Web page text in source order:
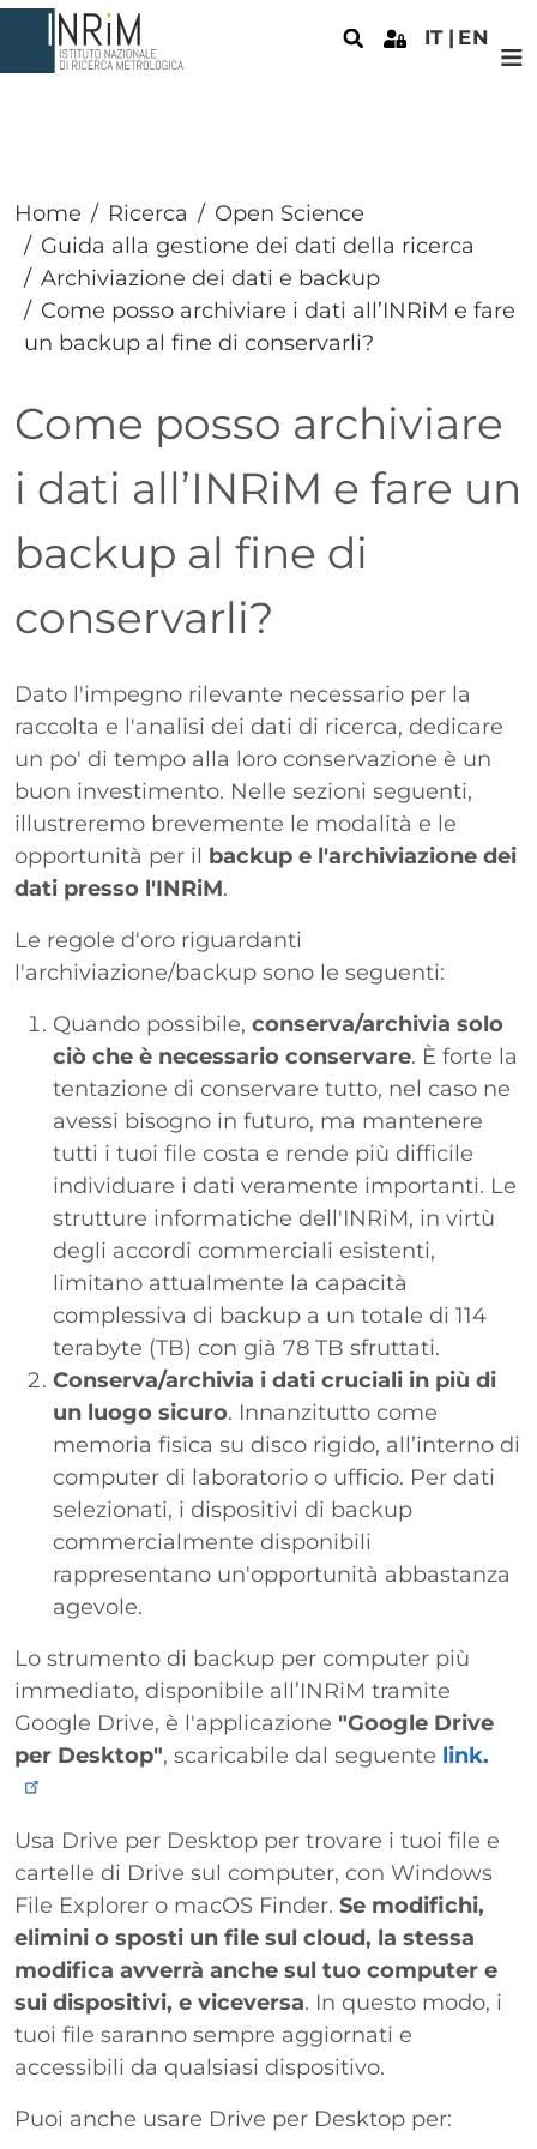
Salta al contenuto principale
IT EN
Home Ricerca
Open Science
Guida alla gestione dei dati della ricerca
Archiviazione dei dati e backup
Come posso archiviare i dati all’INRiM e fare
un backup al fine di conservarli?
Come posso archiviare
i dati all’INRiM e fare un
backup al fine di
conservarli?
Paragrafo
Dato l'impegno rilevante necessario per la
raccolta e l'analisi dei dati di ricerca, dedicare
un po' di tempo alla loro conservazione è un
buon investimento. Nelle sezioni seguenti,
illustreremo brevemente le modalità e le
opportunità per il backup e l'archiviazione dei
dati presso l'INRiM.
Le regole d'oro riguardanti
l'archiviazione/backup sono le seguenti:
Quando possibile, conserva/archivia solo
ciò che è necessario conservare. È forte la
tentazione di conservare tutto, nel caso ne
avessi bisogno in futuro, ma mantenere
tutti i tuoi file costa e rende più difficile
individuare i dati veramente importanti. Le
strutture informatiche dell'INRiM, in virtù
degli accordi commerciali esistenti,
limitano attualmente la capacità
complessiva di backup a un totale di 114
terabyte (TB) con già 78 TB sfruttati.
Conserva/archivia i dati cruciali in più di
un luogo sicuro. Innanzitutto come
memoria fisica su disco rigido, all’interno di
computer di laboratorio o ufficio. Per dati
selezionati, i dispositivi di backup
commercialmente disponibili
rappresentano un'opportunità abbastanza
agevole.
Lo strumento di backup per computer più
immediato, disponibile all’INRiM tramite
Google Drive, è l'applicazione "Google Drive
per Desktop", scaricabile dal seguente link.
Usa Drive per Desktop per trovare i tuoi file e
cartelle di Drive sul computer, con Windows
File Explorer o macOS Finder. Se modifichi,
elimini o sposti un file sul cloud, la stessa
modifica avverrà anche sul tuo computer e
sui dispositivi, e viceversa. In questo modo, i
tuoi file saranno sempre aggiornati e
accessibili da qualsiasi dispositivo.
Puoi anche usare Drive per Desktop per: